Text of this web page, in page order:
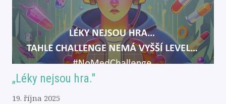
„Léky nejsou hra."
19. října 2025